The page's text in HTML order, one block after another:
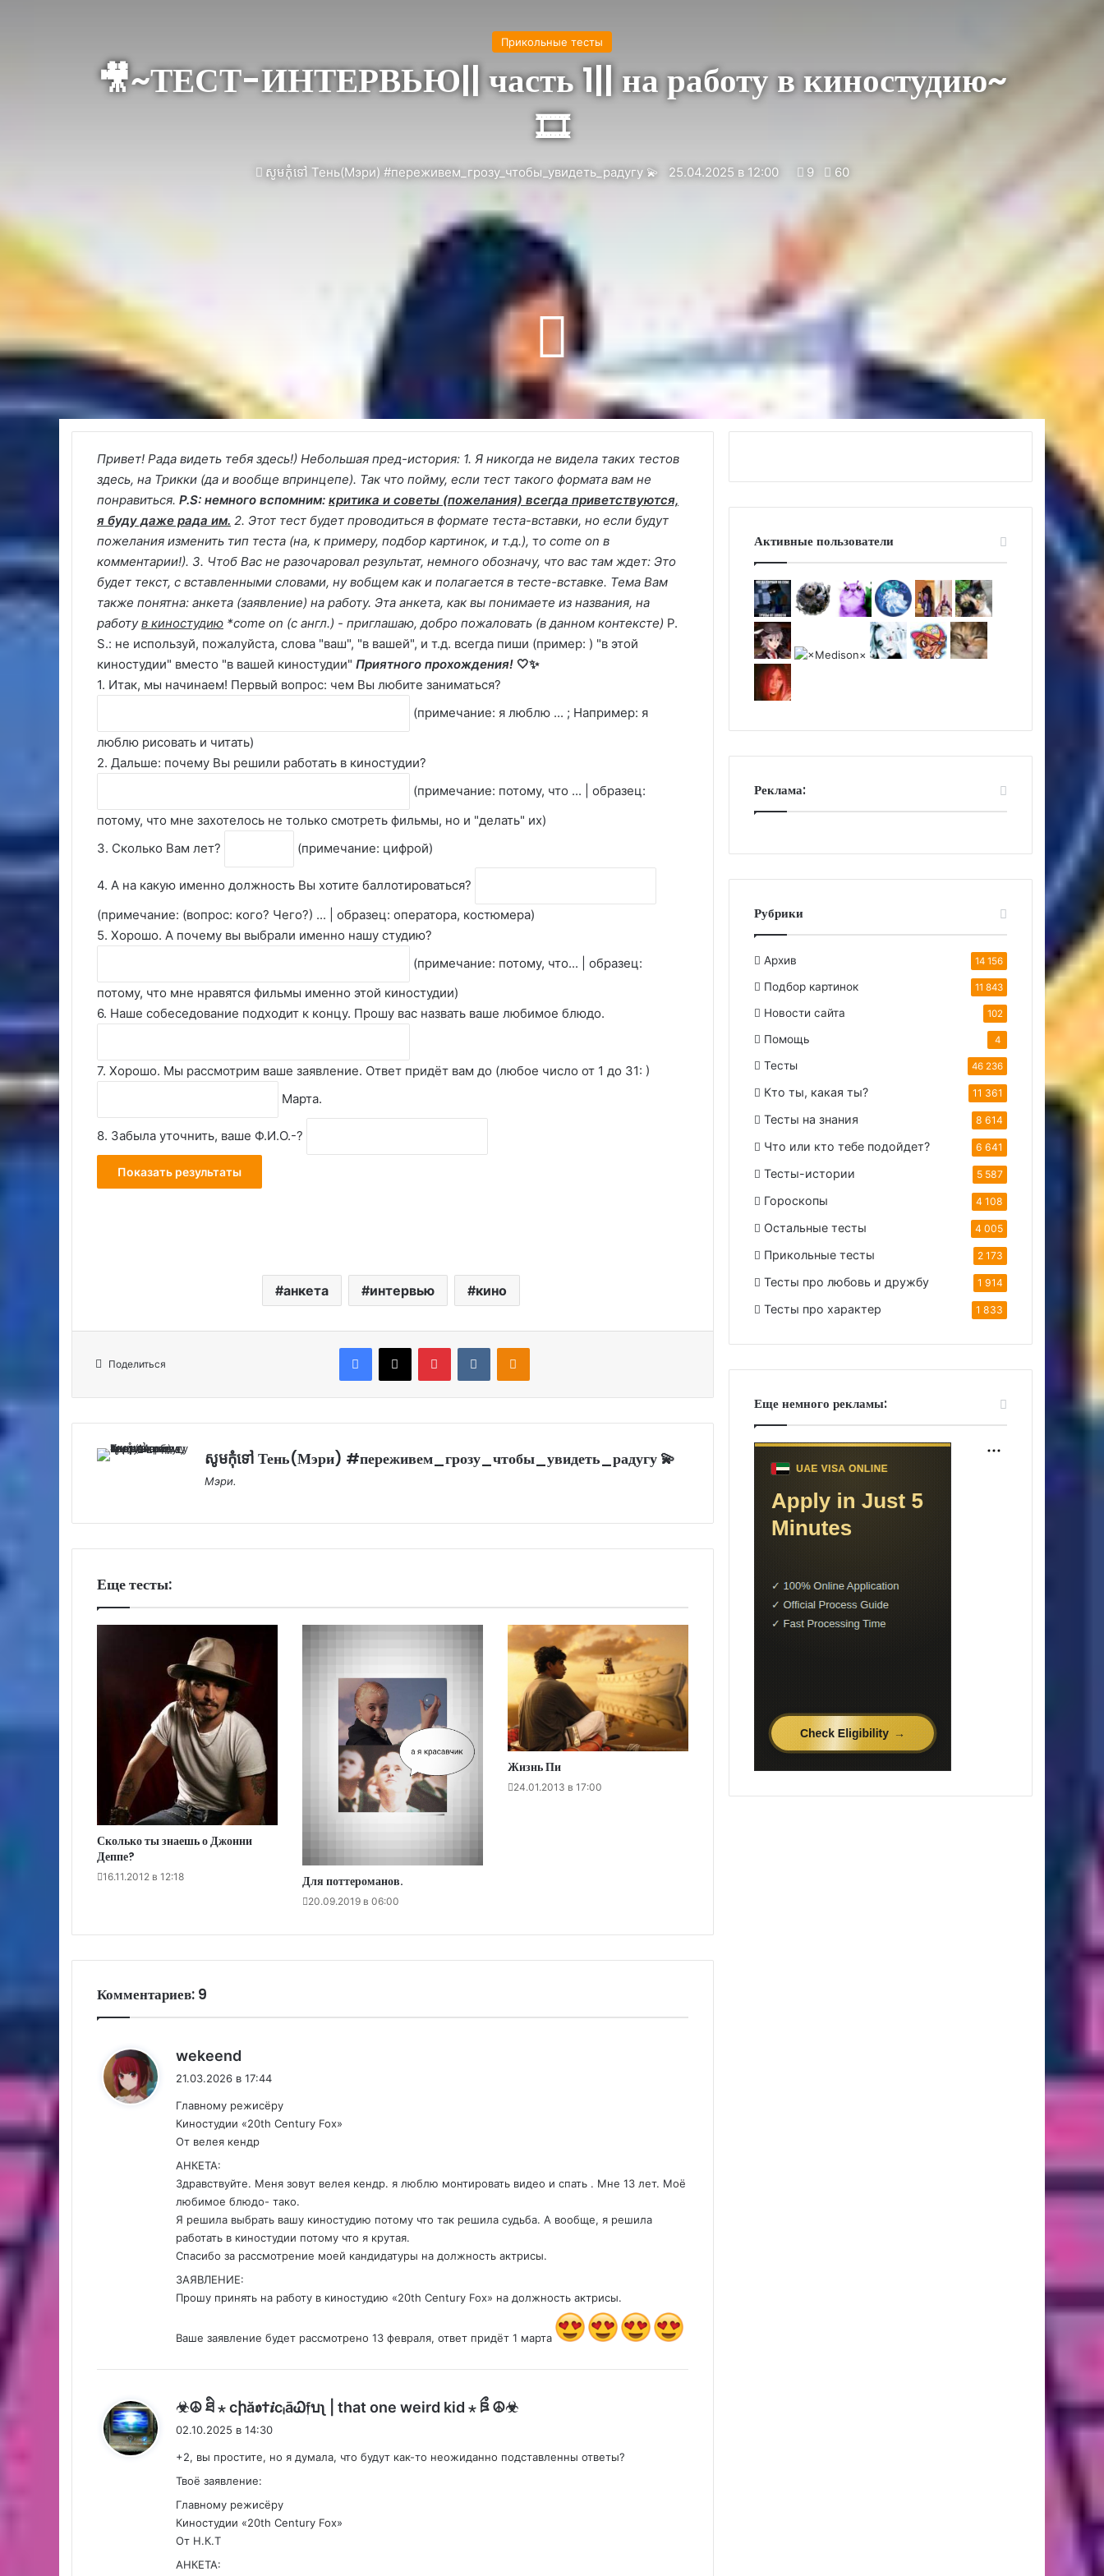
Прикольные тесты
🎥~ТЕСТ-ИНТЕРВЬЮ|| часть 1|| на работу в киностудию~
🎞️
សូម​កុំ​ទៅ Тень(Мэри) #переживем_грозу_чтобы_увидеть_радугу 💫 25.04.2025 в 12:00 9 60
Привет! Рада видеть тебя здесь!) Небольшая пред-история: 1. Я никогда не видела таких тестов
здесь, на Трикки (да и вообще впринцепе). Так что пойму, если тест такого формата вам не
понравиться. P.S: немного вспомним: критика и советы (пожелания) всегда приветствуются,
я буду даже рада им. 2. Этот тест будет проводиться в формате теста-вставки, но если будут
пожелания изменить тип теста (на, к примеру, подбор картинок, и т.д.), то come on в
комментарии!). 3. Чтоб Вас не разочаровал результат, немного обозначу, что вас там ждет: Это
будет текст, с вставленными словами, ну вобщем как и полагается в тесте-вставке. Тема Вам
также понятна: анкета (заявление) на работу. Эта анкета, как вы понимаете из названия, на
работув киностудию *come on (с англ.) - приглашаю, добро пожаловать (в данном контексте) P.
S.: не используй, пожалуйста, слова "ваш", "в вашей", и т.д. всегда пиши (пример: ) "в этой
киностудии" вместо "в вашей киностудии" Приятного прохождения! 🤍✨
1. Итак, мы начинаем! Первый вопрос: чем Вы любите заниматься?
(примечание: я люблю ... ; Например: я
люблю рисовать и читать)
2. Дальше: почему Вы решили работать в киностудии?
(примечание: потому, что ... | образец:
потому, что мне захотелось не только смотреть фильмы, но и "делать" их)
3. Сколько Вам лет?
(примечание: цифрой)
4. А на какую именно должность Вы хотите баллотироваться?
(примечание: (вопрос: кого? Чего?) ... | образец: оператора, костюмера)
5. Хорошо. А почему вы выбрали именно нашу студию?
(примечание: потому, что... | образец:
потому, что мне нравятся фильмы именно этой киностудии)
6. Наше собеседование подходит к концу. Прошу вас назвать ваше любимое блюдо.
7. Хорошо. Мы рассмотрим ваше заявление. Ответ придёт вам до (любое число от 1 до 31: )
Марта.
8. Забыла уточнить, ваше Ф.И.О.-?
анкета интервью кино
Поделиться
Facebook X Pinterest VKontakte Odnoklassniki
សូម​កុំ​ទៅ Тень(Мэри) #переживем_грозу_чтобы_увидеть_радугу 💫
Мэри.
Еще тесты:
Сколько ты знаешь о Джонни
Деппе?
16.11.2012 в 12:18 Для поттероманов.
20.09.2019 в 06:00
Жизнь Пи
24.01.2013 в 17:00
Комментариев: 9
wekeend
21.03.2026 в 17:44
Главному режисёру
Киностудии «20th Century Fox»
От велея кендр
АНКЕТА:
Здравствуйте. Меня зовут велея кендр. я люблю монтировать видео и спать . Мне 13 лет. Моё
любимое блюдо- тако.
Я решила выбрать вашу киностудию потому что так решила судьба. А вообще, я решила
работать в киностудии потому что я крутая.
Спасибо за рассмотрение моей кандидатуры на должность актрисы.
ЗАЯВЛЕНИЕ:
Прошу принять на работу в киностудию «20th Century Fox» на должность актрисы.
Ваше заявление будет рассмотрено 13 февраля, ответ придёт 1 марта
☣︎☮︎ ཐི ⋆ cիă𝖔†𝒊cₗāᏇ𝔣บʅ | that one weird kid ⋆ ཋྀ ☮︎☣︎
02.10.2025 в 14:30
+2, вы простите, но я думала, что будут как-то неожиданно подставленны ответы?
Твоё заявление:
Главному режисёру
Киностудии «20th Century Fox»
От Н.К.Т
АНКЕТА:
Активные пользователи
Реклама:
Рубрики
Архив 14 156
Подбор картинок 11 843
Новости сайта 102
Помощь 4
Тесты 46 236
Кто ты, какая ты? 11 361
Тесты на знания 8 614
Что или кто тебе подойдет? 6 641
Тесты-истории 5 587
Гороскопы 4 108
Остальные тесты 4 005
Прикольные тесты 2 173
Тесты про любовь и дружбу 1 914
Тесты про характер 1 833
Еще немного рекламы: